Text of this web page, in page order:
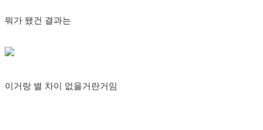
뭐가 됐건 결과는
이거랑 별 차이 없을거란거임